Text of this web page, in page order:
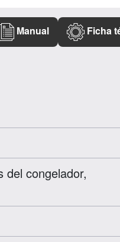
del congelador,
Manual Ficha